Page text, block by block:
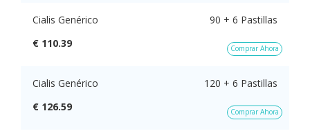
Cialis Genérico
90 + 6 Pastillas
€ 110.39
Comprar Ahora
Cialis Genérico
120 + 6 Pastillas
€ 126.59
Comprar Ahora